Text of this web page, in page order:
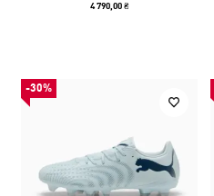
4 790,00 ₴
-30%